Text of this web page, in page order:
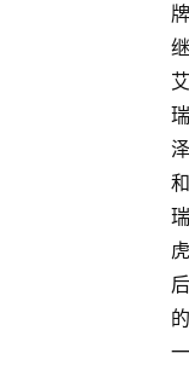
牌
继
艾
瑞
泽
和
瑞
虎
后
的
一